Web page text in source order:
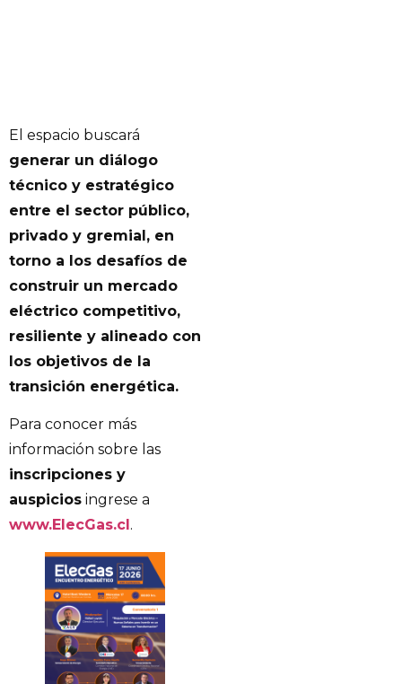
El espacio buscará
generar un diálogo
técnico y estratégico
entre el sector público,
privado y gremial, en
torno a los desafíos de
construir un mercado
eléctrico competitivo,
resiliente y alineado con
los objetivos de la
transición energética.
Para conocer más
información sobre las
inscripciones y
auspicios ingrese a
www.ElecGas.cl.